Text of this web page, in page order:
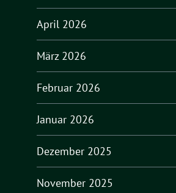
April 2026
März 2026
Februar 2026
Januar 2026
Dezember 2025
November 2025